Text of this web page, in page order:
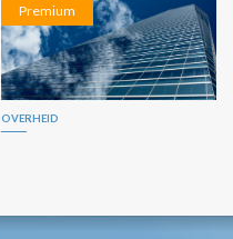
Premium
OVERHEID